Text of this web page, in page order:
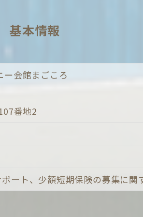
基本情報
会館まごころ
番地2
ート、少額短期保険の募集に関